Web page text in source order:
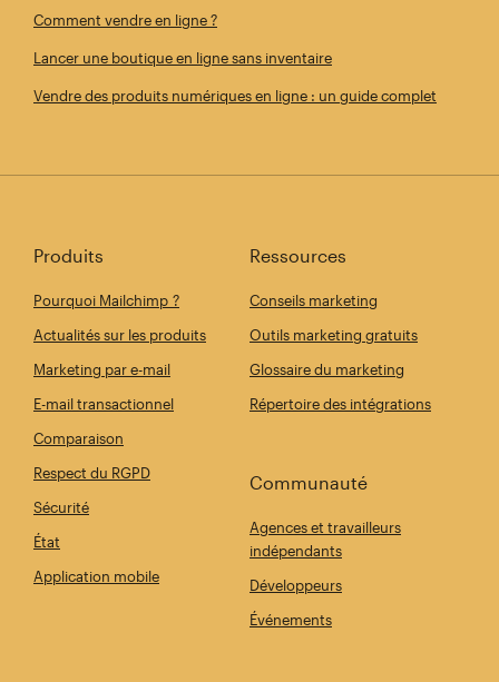
Comment vendre en ligne ?
Lancer une boutique en ligne sans inventaire
Vendre des produits numériques en ligne : un guide complet
Produits
Pourquoi Mailchimp ?
Actualités sur les produits
Marketing par e-mail
E-mail transactionnel
Comparaison
Respect du RGPD
Sécurité
État
Application mobile
Ressources
Conseils marketing
Outils marketing gratuits
Glossaire du marketing
Répertoire des intégrations
Communauté
Agences et travailleurs
indépendants
Développeurs
Événements